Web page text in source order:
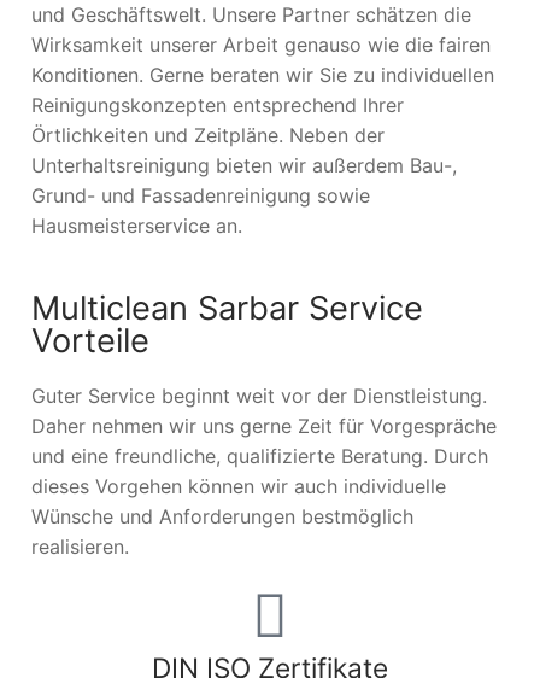
und Geschäftswelt. Unsere Partner schätzen die
Wirksamkeit unserer Arbeit genauso wie die fairen
Konditionen. Gerne beraten wir Sie zu individuellen
Reinigungskonzepten entsprechend Ihrer
Örtlichkeiten und Zeitpläne. Neben der
Unterhaltsreinigung bieten wir außerdem Bau-,
Grund- und Fassadenreinigung sowie
Hausmeisterservice an.
Multiclean Sarbar Service
Vorteile
Guter Service beginnt weit vor der Dienstleistung.
Daher nehmen wir uns gerne Zeit für Vorgespräche
und eine freundliche, qualifizierte Beratung. Durch
dieses Vorgehen können wir auch individuelle
Wünsche und Anforderungen bestmöglich
realisieren.
DIN ISO Zertifikate